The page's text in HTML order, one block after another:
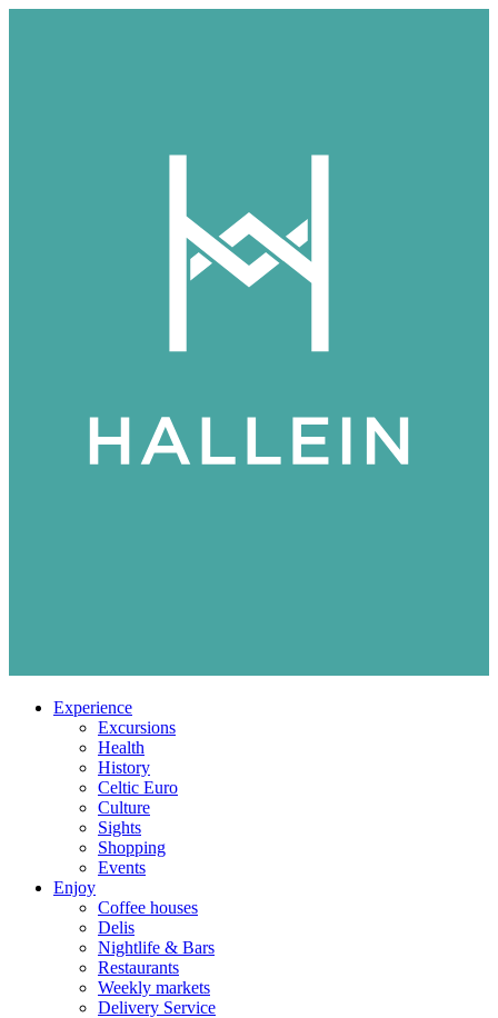
Experience
Excursions
Health
History
Celtic Euro
Culture
Sights
Shopping
Events
Enjoy
Coffee houses
Delis
Nightlife & Bars
Restaurants
Weekly markets
Delivery Service